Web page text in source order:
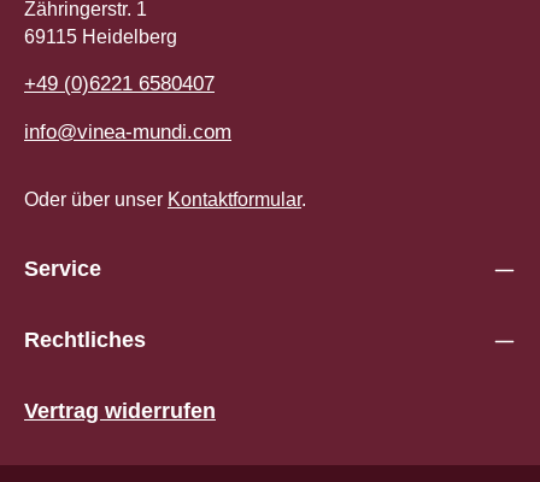
Zähringerstr. 1
69115 Heidelberg
+49 (0)6221 6580407
info@vinea-mundi.com
Oder über unser Kontaktformular.
Service
Rechtliches
Vertrag widerrufen